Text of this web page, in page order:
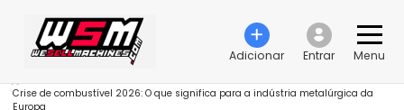
Adicionar Entrar Menu
Crise de combustível 2026: O que significa para a indústria metalúrgica da
Europa